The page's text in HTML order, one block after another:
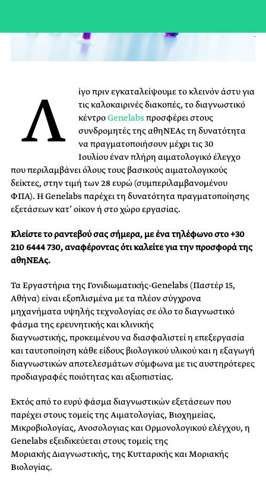
Λ
ίγο πριν εγκαταλείψουμε το κλεινόν άστυ για
τις καλοκαιρινές διακοπές, το διαγνωστικό
κέντροGenelabsπροσφέρει στους
συνδρομητές της αθηΝΕΑς τη δυνατότητα
να πραγματοποιήσουν μέχρι τις 30
Ιουλίου έναν πλήρη αιματολογικό έλεγχο
που περιλαμβάνει όλους τους βασικούς αιματολογικούς
δείκτες, στην τιμή των 28 ευρώ (συμπεριλαμβανομένου
ΦΠΑ). Η Genelabs παρέχει τη δυνατότητα πραγματοποίησης
εξετάσεων κατ’ οίκον ή στο χώρο εργασίας.
Κλείστε το ραντεβού σας σήμερα, με ένα τηλέφωνο στο +30
210 6444 730, αναφέροντας ότι καλείτε για την προσφορά της
αθηΝΕΑς.
Τα Εργαστήρια της Γονιδιωματικής-Genelabs (Παστέρ 15,
Αθήνα) είναι εξοπλισμένα με τα πλέον σύγχρονα
μηχανήματα υψηλής τεχνολογίας σε όλο το διαγνωστικό
φάσμα της ερευνητικής και κλινικής
διαγνωστικής, προκειμένου να διασφαλιστεί η επεξεργασία
και ταυτοποίηση κάθε είδους βιολογικού υλικού και η εξαγωγή
διαγνωστικών αποτελεσμάτων σύμφωνα με τις αυστηρότερες
προδιαγραφές ποιότητας και αξιοπιστίας.
Εκτός από το ευρύ φάσμα διαγνωστικών εξετάσεων που
παρέχει στους τομείς της Αιματολογίας, Βιοχημείας,
Μικροβιολογίας, Ανοσολογιας και Ορμονολογικού ελέγχου, η
Genelabs εξειδικεύεται στους τομείς της
Μοριακής Διαγνωστικής, της Κυτταρικής και Μοριακής
Βιολογίας.